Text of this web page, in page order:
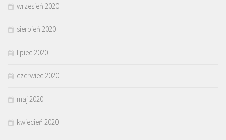
wrzesień 2020
sierpień 2020
lipiec 2020
czerwiec 2020
maj 2020
kwiecień 2020